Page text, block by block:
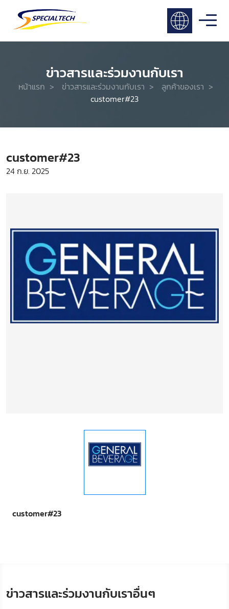
ข่าวสารและร่วมงานกับเรา
หน้าแรก > ข่าวสารและร่วมงานกับเรา > ลูกค้าของเรา >
customer#23
customer#23
24 ก.ย. 2025
customer#23
ข่าวสารและร่วมงานกับเราอื่นๆ